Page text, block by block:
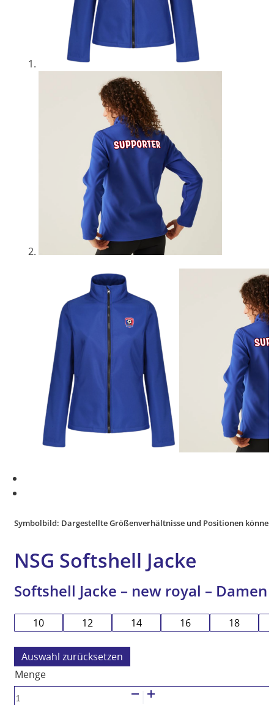
Symbolbild: Dargestellte Größenverhältnisse und Positionen
NSG Softshell Jacke
Softshell Jacke – new royal – Damen
10 12 14 16 18
zurücksetzen
Softshell